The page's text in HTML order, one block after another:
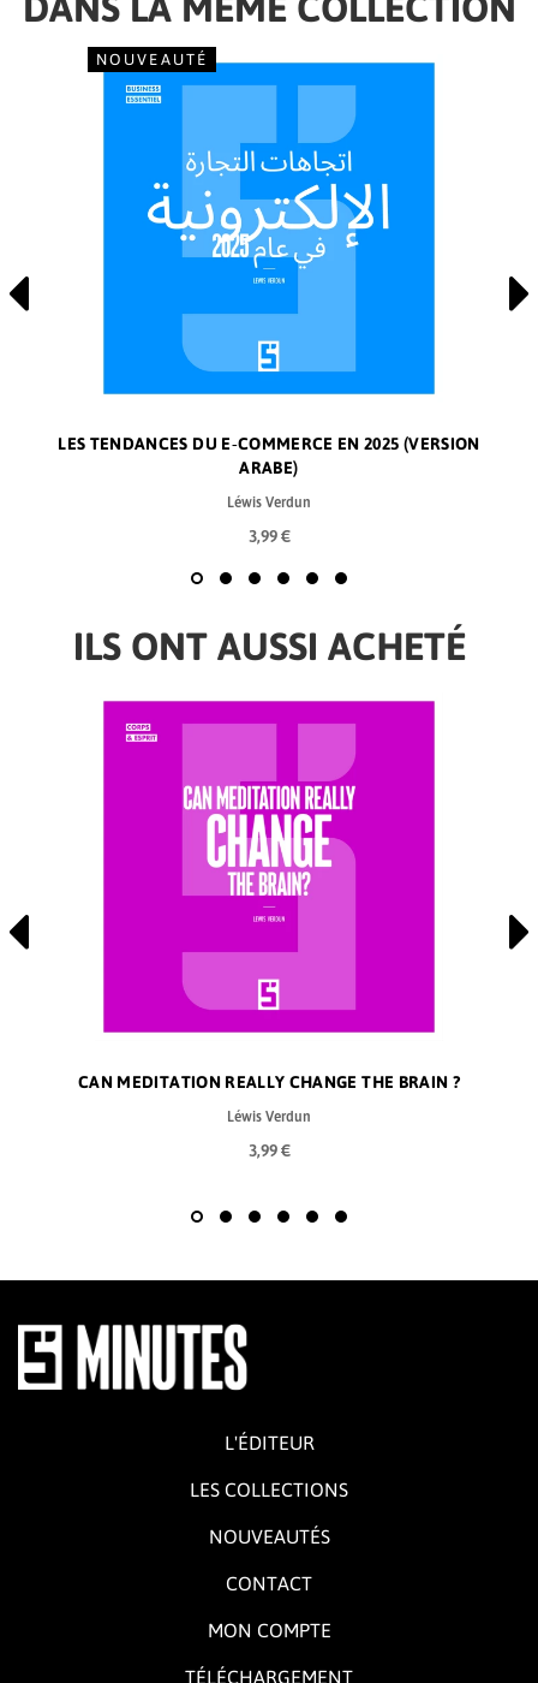
NOUVEAUTÉ
LES TENDANCES DU E‑COMMERCE EN 2025 (VERSION
ARABE)
Léwis Verdun
3,99 €
ILS ONT AUSSI ACHETÉ
CAN MEDITATION REALLY CHANGE THE BRAIN ?
Léwis Verdun
3,99 €
L'ÉDITEUR
LES COLLECTIONS
NOUVEAUTÉS
CONTACT
MON COMPTE
TÉLÉCHARGEMENT